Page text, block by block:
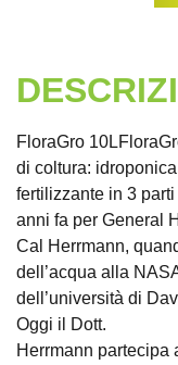
FloraGro
di coltura:
fertilizzante in 3
anni fa per General
Cal Herrmann,
dell’acqua alla
dell’università di
Oggi il Dott.
Herrmann partecipa